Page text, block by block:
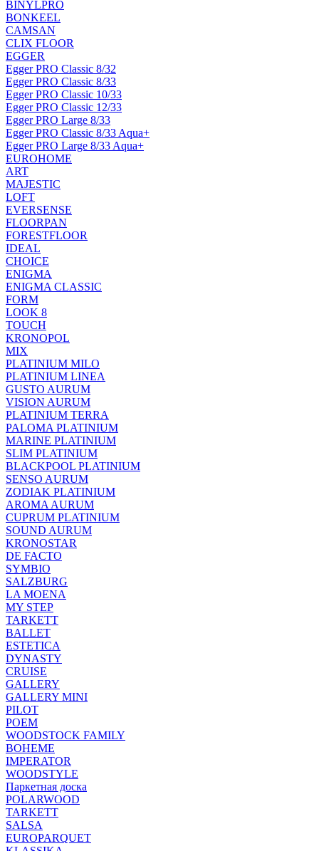
BINYLPRO
BONKEEL
CAMSAN
CLIX FLOOR
EGGER
Egger PRO Classic 8/32
Egger PRO Classic 8/33
Egger PRO Classic 10/33
Egger PRO Classic 12/33
Egger PRO Large 8/33
Egger PRO Classic 8/33 Aqua+
Egger PRO Large 8/33 Aqua+
EUROHOME
ART
MAJESTIC
LOFT
EVERSENSE
FLOORPAN
FORESTFLOOR
IDEAL
CHOICE
ENIGMA
ENIGMA CLASSIC
FORM
LOOK 8
TOUCH
KRONOPOL
MIX
PLATINIUM MILO
PLATINIUM LINEA
GUSTO AURUM
VISION AURUM
PLATINIUM TERRA
PALOMA PLATINIUM
MARINE PLATINIUM
SLIM PLATINIUM
BLACKPOOL PLATINIUM
SENSO AURUM
ZODIAK PLATINIUM
AROMA AURUM
CUPRUM PLATINIUM
SOUND AURUM
KRONOSTAR
DE FACTO
SYMBIO
SALZBURG
LA MOENA
MY STEP
TARKETT
BALLET
ESTETICA
DYNASTY
CRUISE
GALLERY
GALLERY MINI
PILOT
POEM
WOODSTOCK FAMILY
BOHEME
IMPERATOR
WOODSTYLE
Паркетная доска
POLARWOOD
TARKETT
SALSA
EUROPARQUET